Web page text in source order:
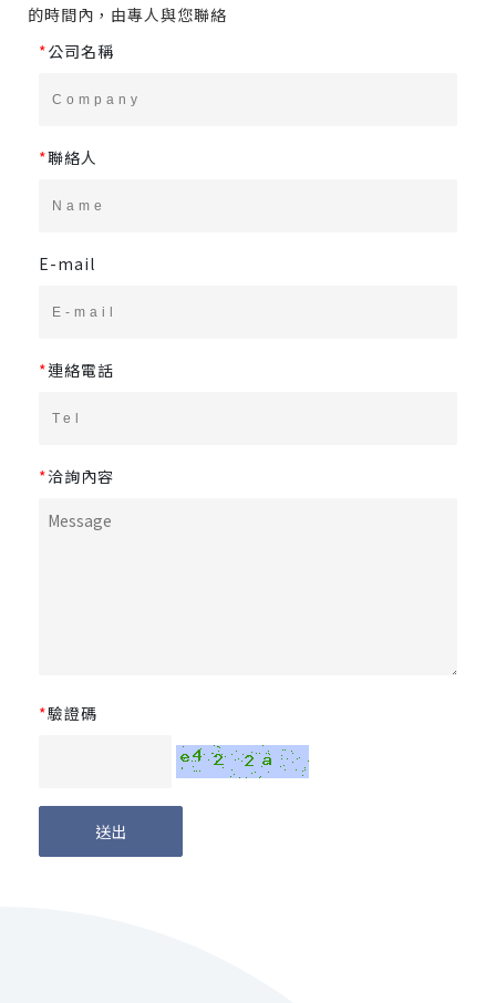
的時間內，由專人與您聯絡
*公司名稱
*聯絡人
E-mail
*連絡電話
*洽詢內容
*驗證碼
送出